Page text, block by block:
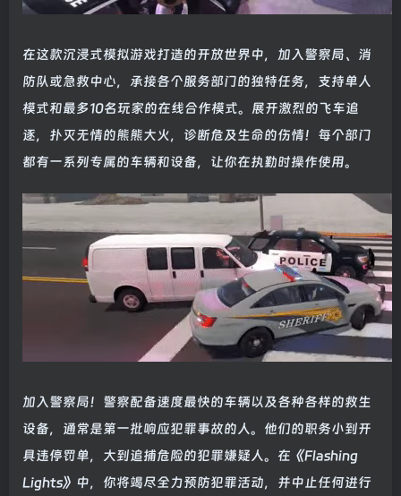
在这款沉浸式模拟游戏打造的开放世界中，加入警察局、消
防队或急救中心，承接各个服务部门的独特任务，支持单人
模式和最多10名玩家的在线合作模式。展开激烈的飞车追
逐，扑灭无情的熊熊大火，诊断危及生命的伤情！每个部门
都有一系列专属的车辆和设备，让你在执勤时操作使用。
加入警察局！警察配备速度最快的车辆以及各种各样的救生
设备，通常是第一批响应犯罪事故的人。他们的职务小到开
具违停罚单，大到追捕危险的犯罪嫌疑人。在《Flashing
Lights》中，你将竭尽全力预防犯罪活动，并中止任何进行